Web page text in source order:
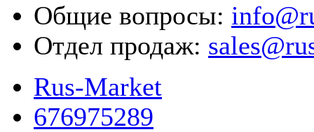
Общие вопросы:
Отдел продаж:
Rus-Market
676975289